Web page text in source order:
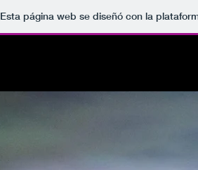
Esta página web se diseñó con la